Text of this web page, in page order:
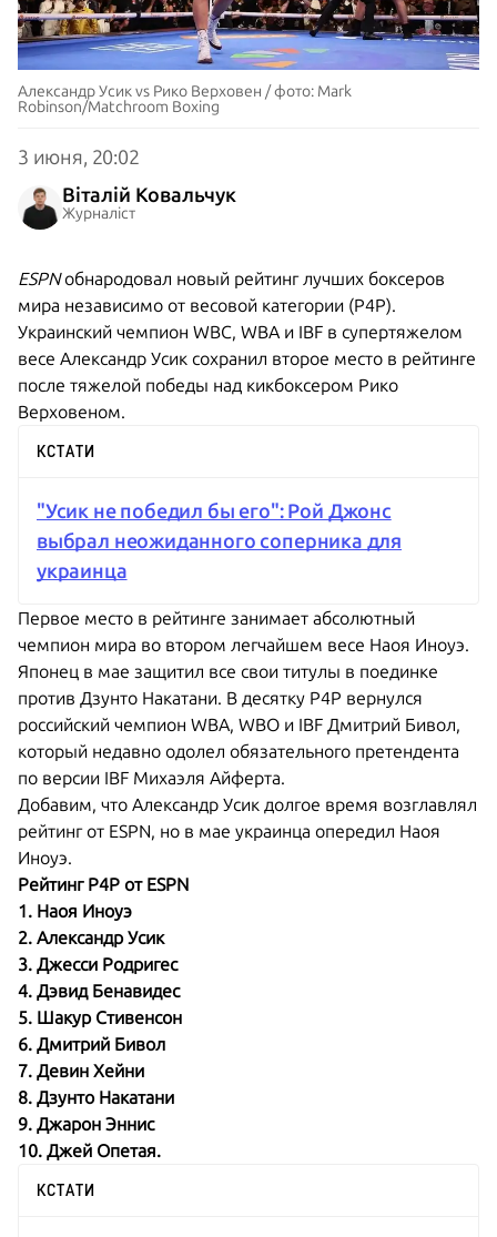
Александр Усик vs Рико Верховен / фото: Mark
Robinson/Matchroom Boxing
3 июня, 20:02
Віталій Ковальчук
Журналіст
ESPNобнародовал новый рейтинг лучших боксеров
мира независимо от весовой категории (P4P).
Украинский чемпион WBC, WBA и IBF в супертяжелом
весе Александр Усик сохранил второе место в рейтинге
после тяжелой победы над кикбоксером Рико
Верховеном.
КСТАТИ
"Усик не победил бы его": Рой Джонс
выбрал неожиданного соперника для
украинца
Первое место в рейтинге занимает абсолютный
чемпион мира во втором легчайшем весе Наоя Иноуэ.
Японец в мае защитил все свои титулы в поединке
против Дзунто Накатани. В десятку P4P вернулся
российский чемпион WBA, WBO и IBF Дмитрий Бивол,
который недавно одолел обязательного претендента
по версии IBF Михаэля Айферта.
Добавим, что Александр Усик долгое время возглавлял
рейтинг от ESPN, но в мае украинца опередил Наоя
Иноуэ.
Рейтинг P4P от ESPN
1. Наоя Иноуэ
2. Александр Усик
3. Джесси Родригес
4. Дэвид Бенавидес
5. Шакур Стивенсон
6. Дмитрий Бивол
7. Девин Хейни
8. Дзунто Накатани
9. Джарон Эннис
10. Джей Опетая.
КСТАТИ